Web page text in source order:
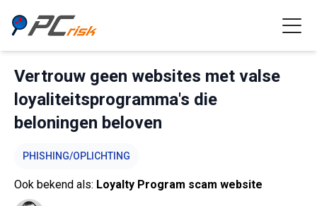
Vertrouw geen websites met valse
loyaliteitsprogramma's die
beloningen beloven
PHISHING/OPLICHTING
Ook bekend als: Loyalty Program scam website